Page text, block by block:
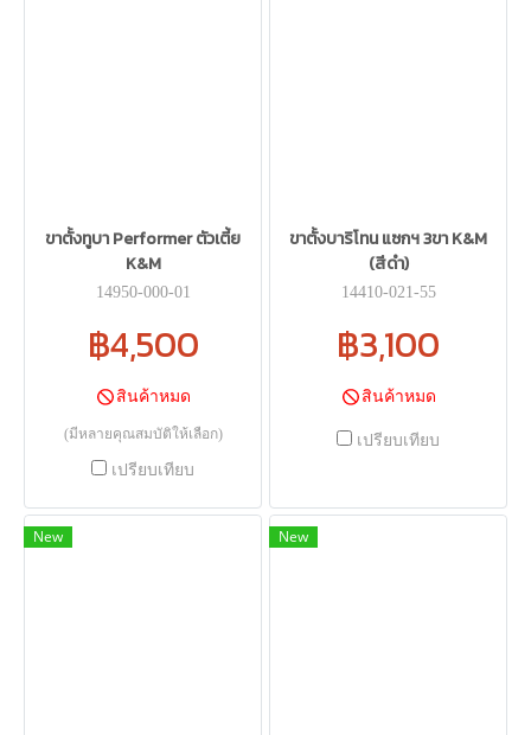
ขาตั้งทูบา Performer ตัวเตี้ย
K&M
14950-000-01
฿4,500
สินค้าหมด
(มีหลายคุณสมบัติให้เลือก)
เปรียบเทียบ
ขาตั้งบาริโทน แซกฯ 3ขา K&M
(สีดำ)
14410-021-55
฿3,100
สินค้าหมด
เปรียบเทียบ
New New